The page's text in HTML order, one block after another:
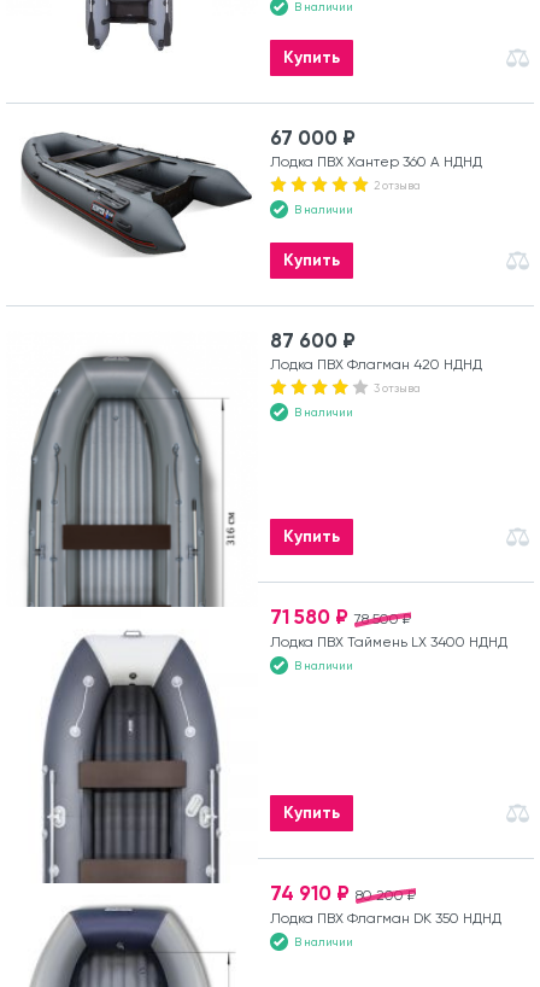
В наличии
Купить
67 000 ₽
Лодка ПВХ Хантер 360 А НДНД
2 отзыва
В наличии
Купить
87 600 ₽
Лодка ПВХ Флагман 420 НДНД
3 отзыва
В наличии
Купить
78 500 ₽
71 580 ₽
Лодка ПВХ Таймень LX 3400 НДНД
В наличии
Купить
80 200 ₽
74 910 ₽
Лодка ПВХ Флагман DK 350 НДНД
В наличии